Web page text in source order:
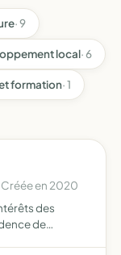
· 9
local· 6
formation· 1
Créée en 2020
des
de